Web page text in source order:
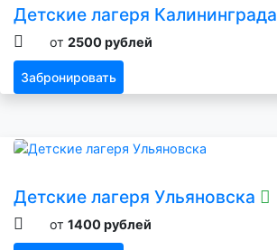
Детские лагеря Калининграда
от 2500 рублей
Забронировать
Детские лагеря Ульяновска
от 1400 рублей